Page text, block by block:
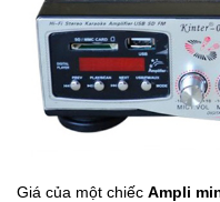
flycam
Giá của một chiếcAmpli